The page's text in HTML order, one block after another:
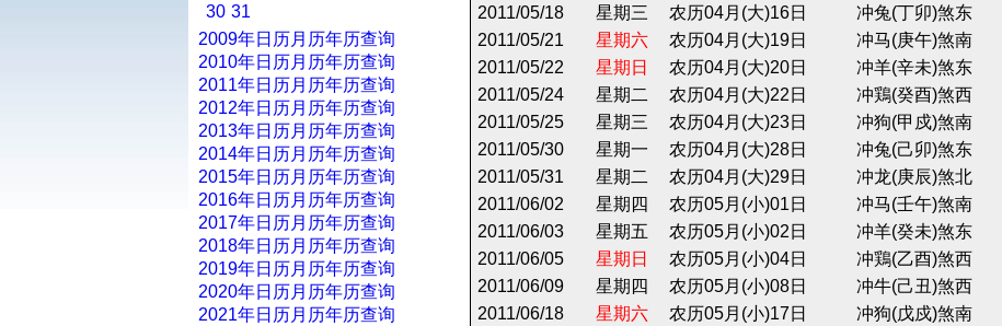
30 31
2009年日历月历年历查询
2010年日历月历年历查询
2011年日历月历年历查询
2012年日历月历年历查询
2013年日历月历年历查询
2014年日历月历年历查询
2015年日历月历年历查询
2016年日历月历年历查询
2017年日历月历年历查询
2018年日历月历年历查询
2019年日历月历年历查询
2020年日历月历年历查询
2021年日历月历年历查询
2011/05/18
星期三 农历04月(大)16日
冲兔(丁卯)煞东
2011/05/21
星期六 农历04月(大)19日
冲马(庚午)煞南
2011/05/22
星期日 农历04月(大)20日
冲羊(辛未)煞东
2011/05/24
星期二 农历04月(大)22日
冲鶏(癸酉)煞西
2011/05/25
星期三 农历04月(大)23日
冲狗(甲戍)煞南
2011/05/30
星期一 农历04月(大)28日
冲兔(己卯)煞东
2011/05/31
星期二 农历04月(大)29日
冲龙(庚辰)煞北
2011/06/02
星期四 农历05月(小)01日
冲马(壬午)煞南
2011/06/03
星期五 农历05月(小)02日
冲羊(癸未)煞东
2011/06/05
星期日 农历05月(小)04日
冲鶏(乙酉)煞西
2011/06/09
星期四 农历05月(小)08日
冲牛(己丑)煞西
2011/06/18
星期六 农历05月(小)17日
冲狗(戊戍)煞南